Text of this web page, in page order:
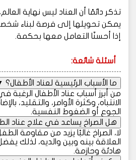
تذكر دائمًا أن العناد ليس نهاية
يمكن تحويلها إلى فرصة لبناء
إذا أحسنّا التعامل معها بحكمة.
أسئلة شائعة:
ما الأسباب الرئيسية لعناد الأطفال؟
من أبرز أسباب عناد الأطفال الرغبة
الانتباه، وكثرة الأوامر، والتقليد،
الجوع أو الضغوط النفسية.
هل الصراخ يساعد في علاج عناد
لا، الصراخ غالبًا يزيد من مقاومة
العلاقة بينه وبين والديه، لذلك
هادئة وحازمة.